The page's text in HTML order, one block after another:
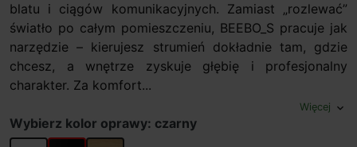
blatu i ciągów komunikacyjnych. Zamiast „rozlewać”
światło po całym pomieszczeniu, BEEBO_S pracuje jak
narzędzie – kierujesz strumień dokładnie tam, gdzie
chcesz, a wnętrze zyskuje głębię i profesjonalny
charakter. Za komfort...
Więcej expand_more
Wybierz kolor oprawy: czarny
biały czarnydąb